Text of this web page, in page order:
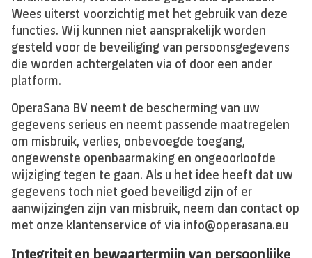
Wees uiterst voorzichtig met het gebruik van deze
functies. Wij kunnen niet aansprakelijk worden
gesteld voor de beveiliging van persoonsgegevens
die worden achtergelaten via of door een ander
platform.
OperaSana BV neemt de bescherming van uw
gegevens serieus en neemt passende maatregelen
om misbruik, verlies, onbevoegde toegang,
ongewenste openbaarmaking en ongeoorloofde
wijziging tegen te gaan. Als u het idee heeft dat uw
gegevens toch niet goed beveiligd zijn of er
aanwijzingen zijn van misbruik, neem dan contact op
met onze klantenservice of via info@operasana.eu
Integriteit en bewaartermijn van persoonlijke